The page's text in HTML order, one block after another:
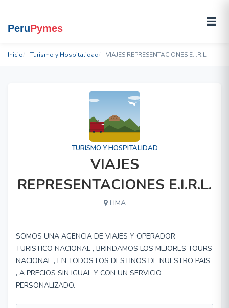
Inicio Turismo y Hospitalidad VIAJES REPRESENTACIONES E.I.R.L.
TURISMO Y HOSPITALIDAD
VIAJES
REPRESENTACIONES E.I.R.L.
LIMA
SOMOS UNA AGENCIA DE VIAJES Y OPERADOR
TURISTICO NACIONAL , BRINDAMOS LOS MEJORES TOURS
NACIONAL , EN TODOS LOS DESTINOS DE NUESTRO PAIS
, A PRECIOS SIN IGUAL Y CON UN SERVICIO
PERSONALIZADO.